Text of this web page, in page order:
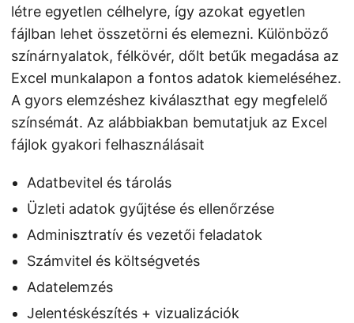
létre egyetlen célhelyre, így azokat egyetlen
fájlban lehet összetörni és elemezni. Különböző
színárnyalatok, félkövér, dőlt betűk megadása az
Excel munkalapon a fontos adatok kiemeléséhez.
A gyors elemzéshez kiválaszthat egy megfelelő
színsémát. Az alábbiakban bemutatjuk az Excel
fájlok gyakori felhasználásait
Adatbevitel és tárolás
Üzleti adatok gyűjtése és ellenőrzése
Adminisztratív és vezetői feladatok
Számvitel és költségvetés
Adatelemzés
Jelentéskészítés + vizualizációk